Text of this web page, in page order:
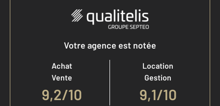
Votre agence est notée
Achat
Vente
9,2/10
Location
Gestion
9,1/10